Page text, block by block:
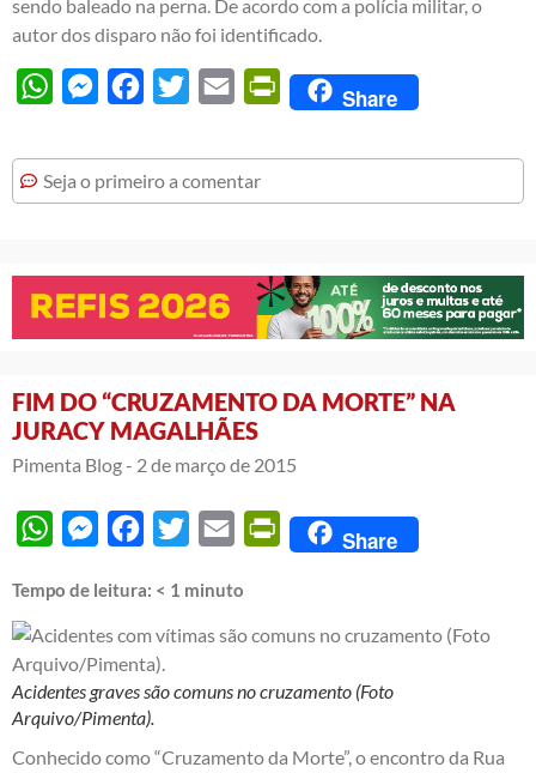
sendo baleado na perna. De acordo com a polícia militar, o
autor dos disparo não foi identificado.
WhatsAppMessengerFacebook
Twitter Email PrintFriendly
Share
Seja o primeiro a comentar
FIM DO “CRUZAMENTO DA MORTE” NA
JURACY MAGALHÃES
Pimenta Blog - 2 de março de 2015
WhatsAppMessengerFacebook
Twitter Email PrintFriendly
Share
Tempo de leitura: < 1 minuto
Acidentes graves são comuns no cruzamento (Foto
Arquivo/Pimenta).
Conhecido como “Cruzamento da Morte”, o encontro da Rua